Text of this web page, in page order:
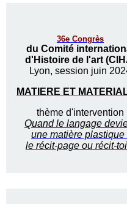
36e Congrès
du Comité
d'Histoire de l'art
Lyon, session juin
MATIERE ET
thème d'intervention
Quand le langage
une matière plastique
le récit-page ou récit-